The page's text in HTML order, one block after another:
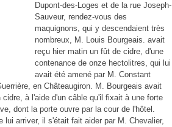
Dupont-des-Loges et de la rue Joseph-
Sauveur, rendez-vous des
maquignons, qui y descendaient très
nombreux, M. Louis Bourgeais. avait
reçu hier matin un fût de cidre, d'une
contenance de onze hectolitres, qui lui
avait été amené par M. Constant
en Châteaugiron. M. Bourgeais avait
cidre, à l'aide d'un câble qu'il fixait à une forte
dont la porte ouvre par la cour de l'hôtel.
lui arriver, il s'était fait aider par M. Chevalier,